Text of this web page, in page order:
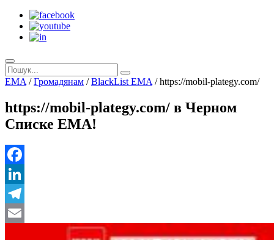
EMA /Громадянам /BlackList EMA /https://mobil-plategy.com/
https://mobil-plategy.com/ в Черном
Списке ЕМА!
Facebook
LinkedIn
Telegram